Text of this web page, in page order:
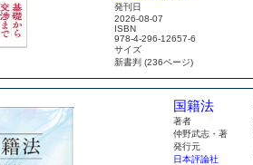
発刊日
2026-08-07
ISBN
978-4-296-12657-6
サイズ
新書判 (236ページ)
国籍法
著者
仲野武志・著
発行元
日本評論社